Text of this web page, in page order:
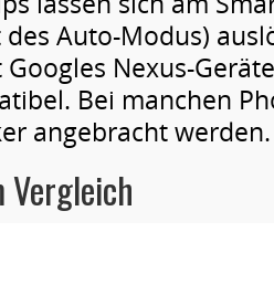
Auto-Modus)
Nexus-
Bei manchen
angebracht werden.
Vergleich